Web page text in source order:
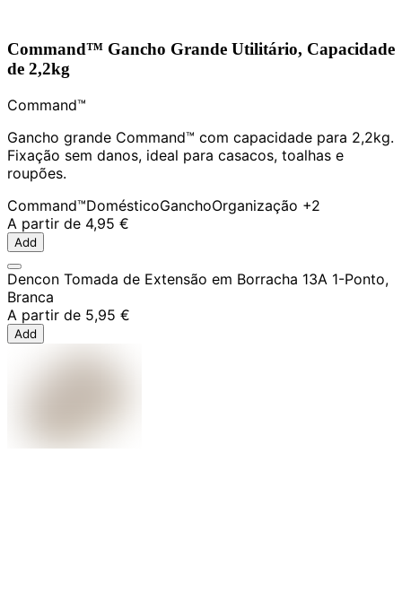
Command™ Gancho Grande Utilitário, Capacidade
de 2,2kg
Command™
Gancho grande Command™ com capacidade para 2,2kg.
Fixação sem danos, ideal para casacos, toalhas e
roupões.
Command™DomésticoGanchoOrganização +2
A partir de 4,95 €
Add
Dencon Tomada de Extensão em Borracha 13A 1-Ponto,
Branca
A partir de 5,95 €
Add